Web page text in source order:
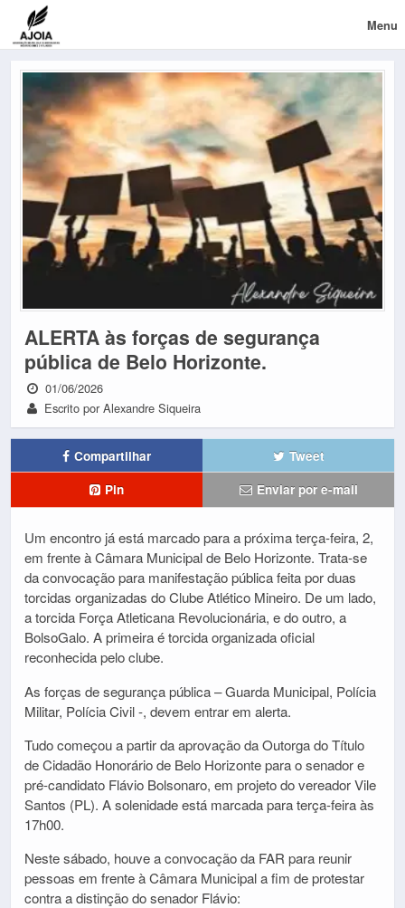
Menu
ALERTA às forças de segurança
pública de Belo Horizonte.
01/06/2026
Escrito por Alexandre Siqueira
Compartilhar
Tweet
Pin
Enviar por e-mail
Um encontro já está marcado para a próxima terça-feira, 2,
em frente à Câmara Municipal de Belo Horizonte. Trata-se
da convocação para manifestação pública feita por duas
torcidas organizadas do Clube Atlético Mineiro. De um lado,
a torcida Força Atleticana Revolucionária, e do outro, a
BolsoGalo. A primeira é torcida organizada oficial
reconhecida pelo clube.
As forças de segurança pública – Guarda Municipal, Polícia
Militar, Polícia Civil -, devem entrar em alerta.
Tudo começou a partir da aprovação da Outorga do Título
de Cidadão Honorário de Belo Horizonte para o senador e
pré-candidato Flávio Bolsonaro, em projeto do vereador Vile
Santos (PL). A solenidade está marcada para terça-feira às
17h00.
Neste sábado, houve a convocação da FAR para reunir
pessoas em frente à Câmara Municipal a fim de protestar
contra a distinção do senador Flávio: